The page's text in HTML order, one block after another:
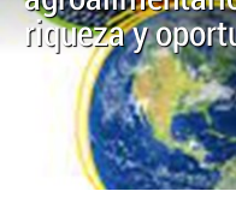
riqueza y